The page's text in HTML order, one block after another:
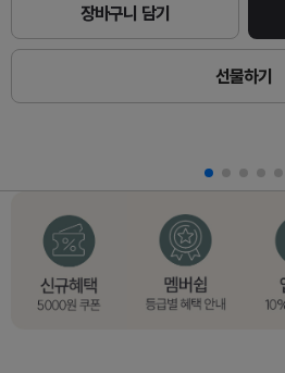
장바구니 담기
선물하기